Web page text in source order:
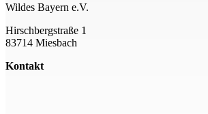
Wildes Bayern e.V.
Hirschbergstraße 1
83714 Miesbach
Kontakt